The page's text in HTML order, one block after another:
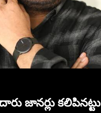
జానర్లు కలిపినట్టు